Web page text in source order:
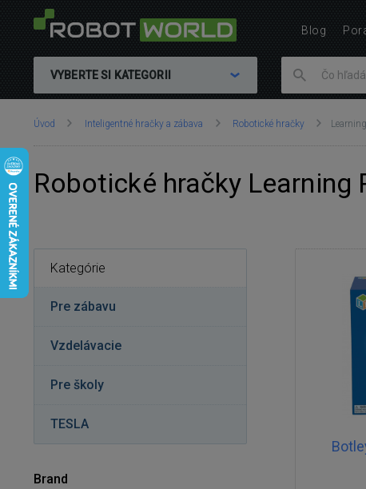
VYBERTE SI KATEGORII
Nachádzate
Úvod Inteligentné hračky a zábava Robotické hračky
Robotické hračky Learning
Kategórie
Pre zábavu
Vzdelávacie
Pre školy
TESLA
Brand
Blog